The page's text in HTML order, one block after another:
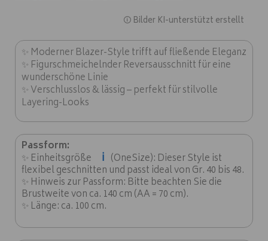
🛈 Bilder KI-unterstützt erstellt
✨ Moderner Blazer-Style trifft auf fließende Eleganz
✨ Figurschmeichelnder Reversausschnitt für eine
wunderschöne Linie
✨ Verschlusslos & lässig – perfekt für stilvolle
Layering-Looks
Passform:
✨ Einheitsgröße ℹ️ (OneSize): Dieser Style ist
flexibel geschnitten und passt ideal von Gr. 40 bis 48.
✨ Hinweis zur Passform: Bitte beachten Sie die
Brustweite von ca. 140 cm (AA = 70 cm).
✨ Länge: ca. 100 cm.